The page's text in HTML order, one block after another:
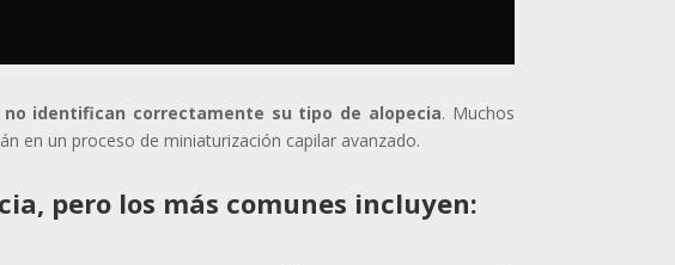
identifican correctamente su tipo de alopecia. Muchos
en un proceso de miniaturización capilar avanzado.
pero los más comunes incluyen: